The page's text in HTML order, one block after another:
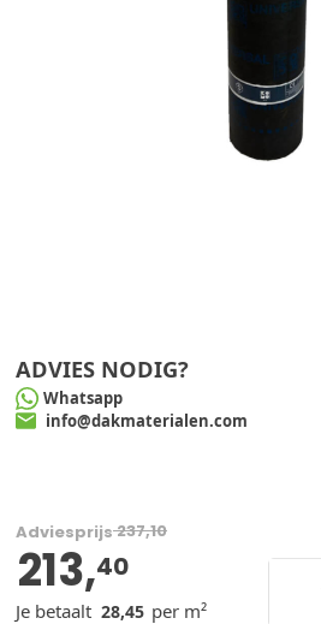
ADVIES NODIG?
Whatsapp
info@dakmaterialen.com
Adviesprijs237,10
213,40
Je betaalt 28,45 per m²